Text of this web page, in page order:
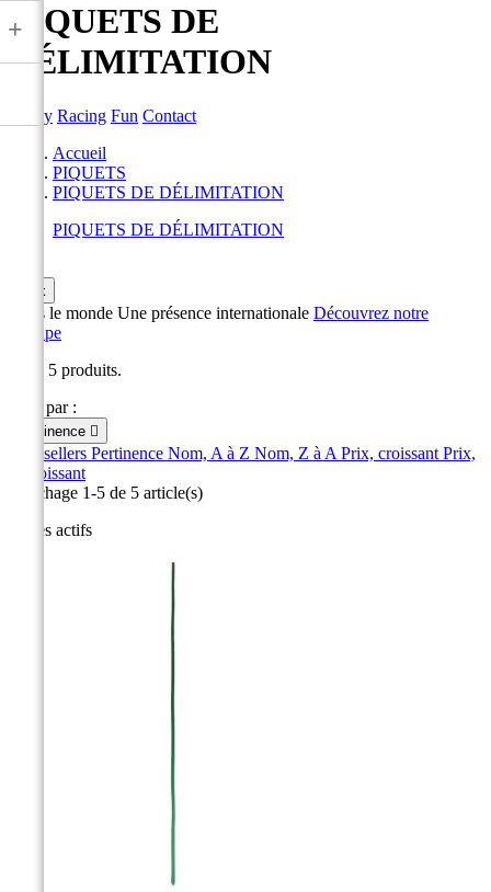
+
PIQUETS DE
DÉLIMITATION
Safety Racing Fun Contact
Accueil
PIQUETS
PIQUETS DE DÉLIMITATION
PIQUETS DE DÉLIMITATION
ok
Dans le monde Une présence internationale Découvrez notre
Groupe
Il y a 5 produits.
Trier par :
Pertinence 
Best sellers Pertinence Nom, A à Z Nom, Z à A Prix, croissant Prix,
décroissant
Affichage 1-5 de 5 article(s)
Filtres actifs